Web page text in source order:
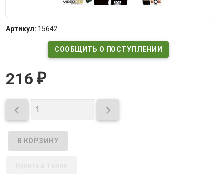
Артикул: 15642
СООБЩИТЬ О ПОСТУПЛЕНИИ
216 ₽
 